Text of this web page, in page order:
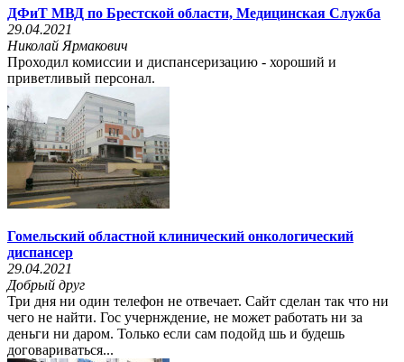
ДФиТ МВД по Брестской области, Медицинская Служба
29.04.2021
Николай Ярмакович
Проходил комиссии и диспансеризацию - хороший и
приветливый персонал.
Гомельский областной клинический онкологический
диспансер
29.04.2021
Добрый друг
Три дня ни один телефон не отвечает. Сайт сделан так что ни
чего не найти. Гос учернждение, не может работать ни за
деньги ни даром. Только если сам подойд шь и будешь
договариваться...